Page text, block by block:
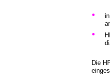
•
•
Die